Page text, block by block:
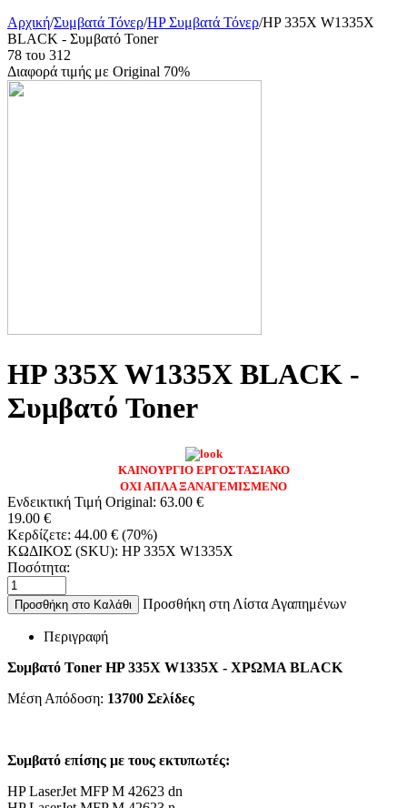
Αρχική/Συμβατά Τόνερ/HP Συμβατά Τόνερ/HP 335X W1335X
BLACK - Συμβατό Toner
78 του 312
Διαφορά τιμής με Original 70%
HP 335X W1335X BLACK -
Συμβατό Toner
ΚΑΙΝΟΥΡΓΙΟ ΕΡΓΟΣΤΑΣΙΑΚΟ
ΟΧΙ ΑΠΛΑ ΞΑΝΑΓΕΜΙΣΜΕΝΟ
Ενδεικτική Τιμή Original: 63.00 €
19.00 €
Κερδίζετε: 44.00 € (70%)
ΚΩΔΙΚΟΣ (SKU): HP 335X W1335X
Ποσότητα:
Προσθήκη στο Καλάθι Προσθήκη στη Λίστα Αγαπημένων
Περιγραφή
Συμβατό Toner HP 335X W1335X - ΧΡΩΜΑ BLACK
Μέση Απόδοση: 13700 Σελίδες
Συμβατό επίσης με τους εκτυπωτές:
HP LaserJet MFP M 42623 dn